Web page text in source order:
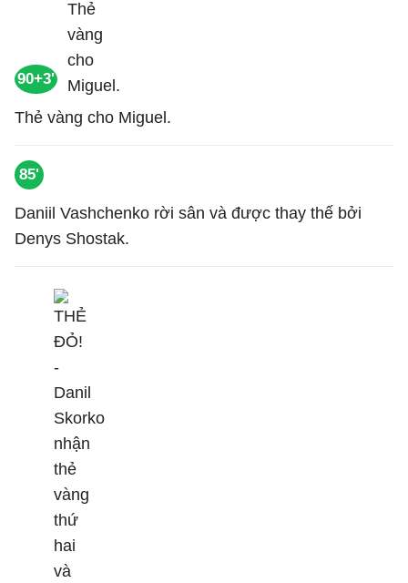
90+3'
Thẻ vàng cho Miguel.
85'
Daniil Vashchenko rời sân và được thay thế bởi
Denys Shostak.